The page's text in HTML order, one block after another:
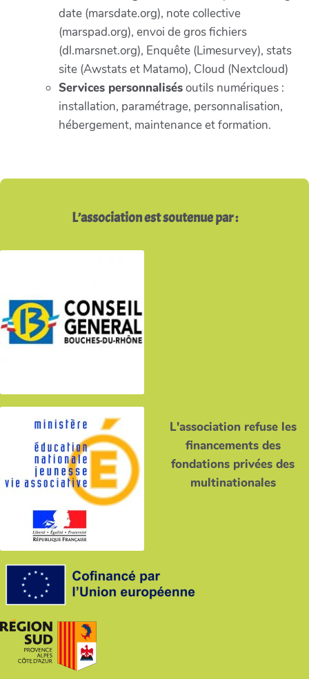
date (marsdate.org), note collective
(marspad.org), envoi de gros fichiers
(dl.marsnet.org), Enquête (Limesurvey), stats
site (Awstats et Matamo), Cloud (Nextcloud)
Services personnalisésoutils numériques :
installation, paramétrage, personnalisation,
hébergement, maintenance et formation.
L’association est soutenue par :
L'association refuse les
financements des
fondations privées des
multinationales